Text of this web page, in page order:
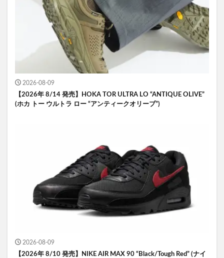
2026-08-09
【2026年 8/14 発売】HOKA TOR ULTRA LO “ANTIQUE OLIVE”
(ホカ トー ウルトラ ロー “アンティークオリーブ”)
2026-08-09
【2026年 8/10 発売】NIKE AIR MAX 90 “Black/Tough Red” (ナイ